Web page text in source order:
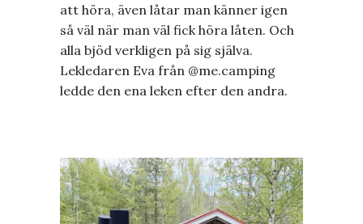
att höra, även låtar man känner igen
så väl när man väl fick höra låten. Och
alla bjöd verkligen på sig själva.
Lekledaren Eva från @me.camping
ledde den ena leken efter den andra.